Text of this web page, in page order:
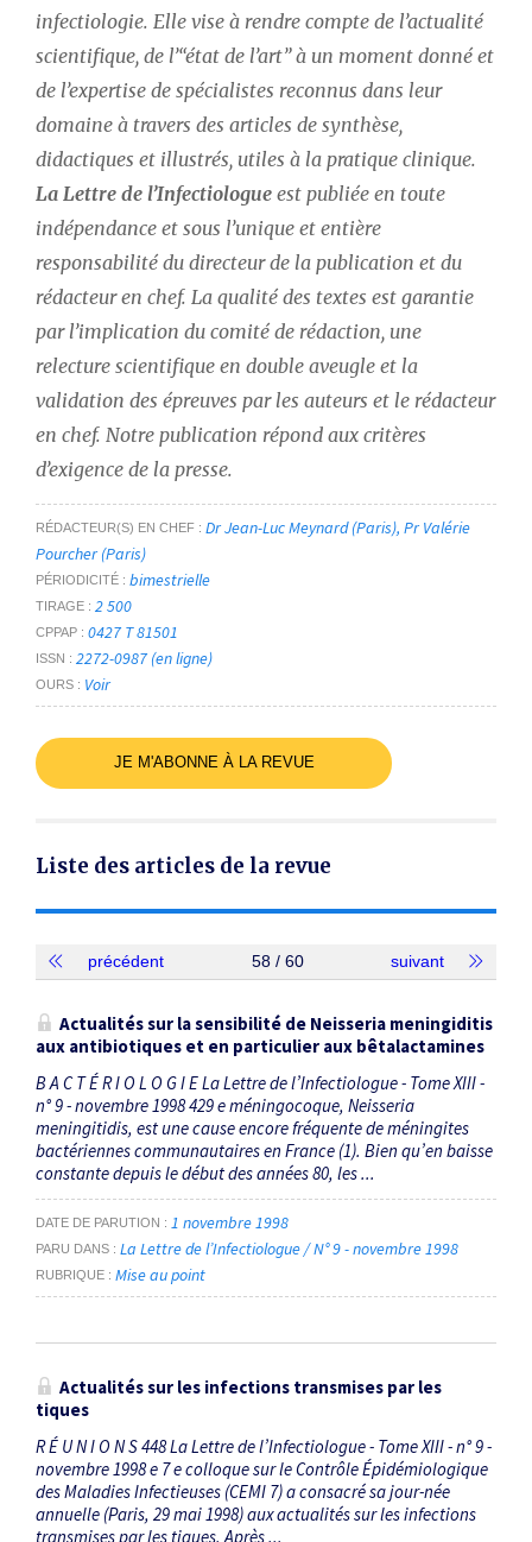
Dates
Du
RECHERCHER
infectiologie. Elle vise à rendre compte de l’actualité
scientifique, de l’“état de l’art” à un moment donné et
de l’expertise de spécialistes reconnus dans leur
domaine à travers des articles de synthèse,
La Lettre de l’Infectiologue est publiée en toute
indépendance et sous l’unique et entière
responsabilité du directeur de la publication et du
rédacteur en chef. La qualité des textes est garantie
par l’implication du comité de rédaction, une
relecture scientifique en double aveugle et la
validation des épreuves par les auteurs et le rédacteur
en chef. Notre publication répond aux critères
d’exigence de la presse.
RÉDACTEUR(S) EN CHEF
Dr Jean-Luc Meynard (Paris), Pr Valérie
Pourcher (Paris)
PÉRIODICITÉ bimestrielle
TIRAGE 2 500
CPPAP 0427 T 81501
ISSN 2272-0987 (en ligne)
OURS Voir
JE M'ABONNE À LA REVUE
Liste des articles de la revue
précédent 58 / 60 suivant
Actualités sur la sensibilité de Neisseria meningiditis
aux antibiotiques et en particulier aux bêtalactamines
B A C T É R I O L O G I E La Lettre de l’Infectiologue - Tome XIII -
n° 9 - novembre 1998 429 e méningocoque, Neisseria
meningitidis, est une cause encore fréquente de méningites
bactériennes communautaires en France (1). Bien qu’en baisse
constante depuis le début des années 80, les ...
DATE DE PARUTION 1 novembre 1998
PARU DANS La Lettre de l’Infectiologue / N° 9 - novembre 1998
RUBRIQUE Mise au point
Actualités sur les infections transmises par les
tiques
R É U N I O N S 448 La Lettre de l’Infectiologue - Tome XIII - n° 9 -
novembre 1998 e 7 e colloque sur le Contrôle Épidémiologique
des Maladies Infectieuses (CEMI 7) a consacré sa jour-née
annuelle (Paris, 29 mai 1998) aux actualités sur les infections
transmises par les tiques. Après ...